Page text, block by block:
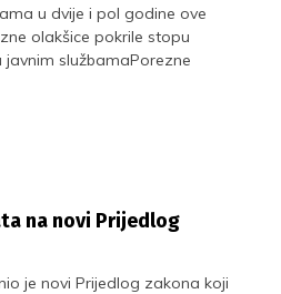
u dvije i pol godine ove
olakšice pokrile stopu
službamaPorezne
na novi Prijedlog
je novi Prijedlog zakona koji